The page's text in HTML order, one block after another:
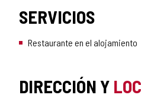
SERVICIOS
Restaurante en el alojamiento
DIRECCIÓN Y